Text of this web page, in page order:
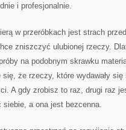
i profesjonalnie.
w przeróbkach jest strach
zniszczyć ulubionej rzeczy.
na podobnym skrawku
że rzeczy, które wydawały
A gdy zrobisz to raz, drugi raz
siebie, a ona jest bezcenna.